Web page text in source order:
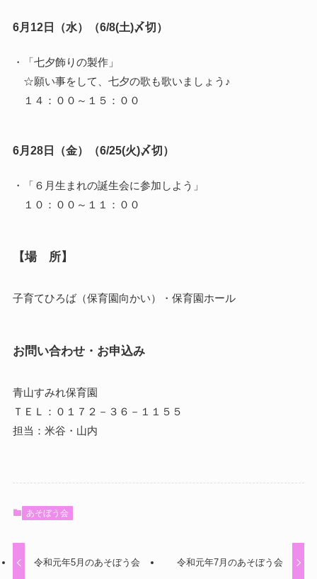
6月12日（水）（6/8(土)〆切）
・「七夕飾りの製作」
☆願い事をして、七夕の歌も歌いましょう♪
１４：００～１５：００
6月28日（金）（6/25(火)〆切）
・「６月生まれの誕生会に参加しよう」
１０：００～１１：００
【場 所】
子育てひろば（保育園向かい）・保育園ホール
お問い合わせ・お申込み
青山すみれ保育園
ＴＥＬ：０１７２－３６－１１５５
担当：米谷・山内
あそぼう会
令和元年5月のあそぼう会 令和元年7月のあそぼう会